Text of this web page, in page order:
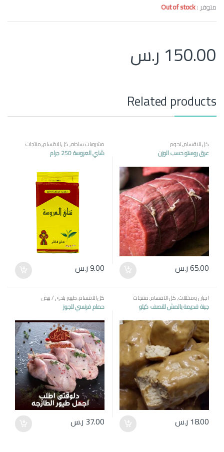
متوفر :Out of stock
150.00 ر.س
Related products
كل الاقسام,لحوم
عرق روستو حسب الوزن
65.00ر.س
مشروبات ساخنه,كل الاقسام,منتجات
مصرية
شاي العروسة 250 جرام
9.00ر.س
اجبان ومخللات,كل الاقسام,منتجات
مصرية
جبنة قديمة بالمش للنصف كيلو
18.00 ر.س
كل الاقسام,طيور بلدي / بيض
حمام فرنسي للجوز
37.00 ر.س